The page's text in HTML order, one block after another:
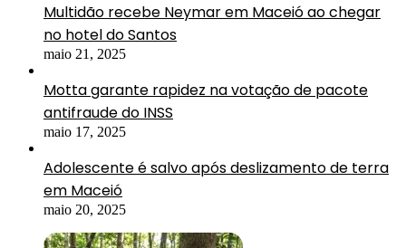
Multidão recebe Neymar em Maceió ao chegar
no hotel do Santos
maio 21, 2025
Motta garante rapidez na votação de pacote
antifraude do INSS
maio 17, 2025
Adolescente é salvo após deslizamento de terra
em Maceió
maio 20, 2025